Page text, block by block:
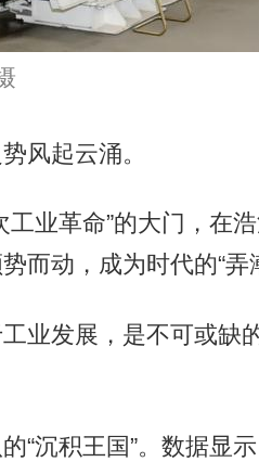
风起云涌。
业革命”的大门，在浩
而动，成为时代的“弄
发展，是不可或缺的
积王国”。数据显示